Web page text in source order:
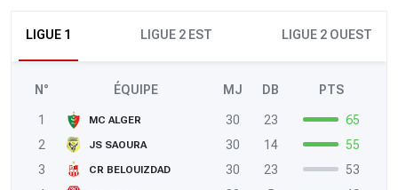
LIGUE 1 LIGUE 2 EST LIGUE 2 OUEST
N° ÉQUIPE MJ DB PTS
1 MC ALGER 30 23
65
2
JS SAOURA 30 14
55
3
CR BELOUIZDAD 30 23
53